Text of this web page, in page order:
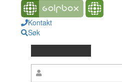
Kontakt
Søk